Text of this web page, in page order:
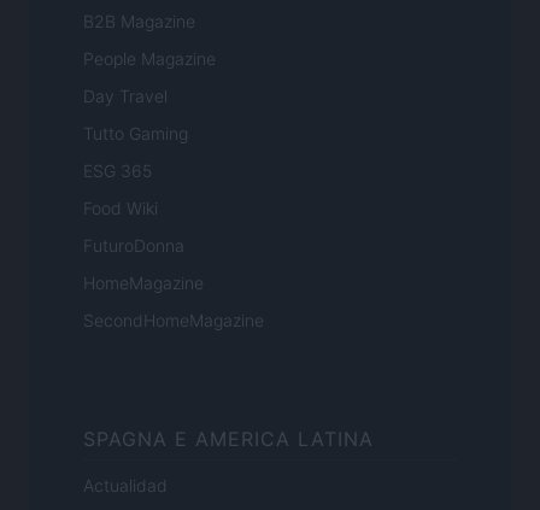
B2B Magazine
People Magazine
Day Travel
Tutto Gaming
ESG 365
Food Wiki
FuturoDonna
HomeMagazine
SecondHomeMagazine
SPAGNA E AMERICA LATINA
Actualidad